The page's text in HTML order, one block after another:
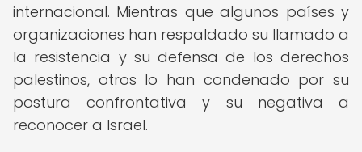
internacional. Mientras que algunos países y
organizaciones han respaldado su llamado a
la resistencia y su defensa de los derechos
palestinos, otros lo han condenado por su
postura confrontativa y su negativa a
reconocer a Israel.